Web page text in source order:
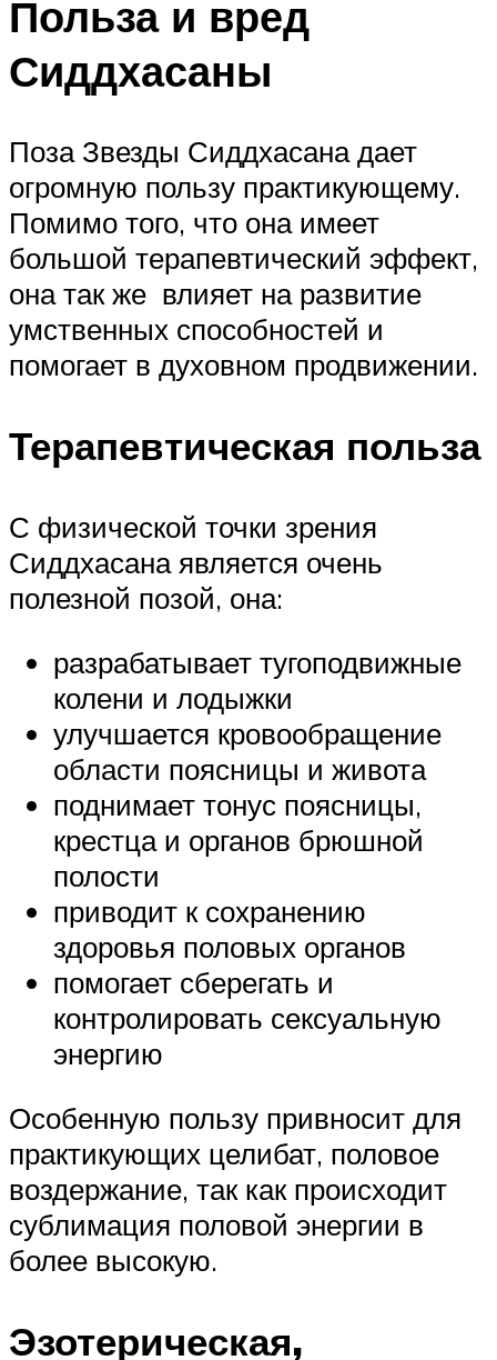
Польза и вред
Сиддхасаны
Поза Звезды Сиддхасана дает
огромную пользу практикующему.
Помимо того, что она имеет
большой терапевтический эффект,
она так же влияет на развитие
умственных способностей и
помогает в духовном продвижении.
Терапевтическая польза
С физической точки зрения
Сиддхасана является очень
полезной позой, она:
разрабатывает тугоподвижные
колени и лодыжки
улучшается кровообращение
области поясницы и живота
поднимает тонус поясницы,
крестца и органов брюшной
полости
приводит к сохранению
здоровья половых органов
помогает сберегать и
контролировать сексуальную
энергию
Особенную пользу привносит для
практикующих целибат, половое
воздержание, так как происходит
сублимация половой энергии в
более высокую.
Эзотерическая,